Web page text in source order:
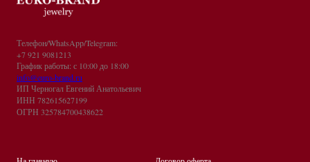
Телефон/WhatsApp/Telegram:
+7 921 9081213
График работы: с 10:00 до 18:00
info@euro-brand.ru
ИП Черногал Евгений Анатольевич
ИНН 782615627199
ОГРН 325784700438622